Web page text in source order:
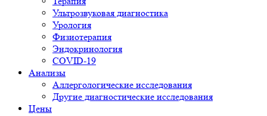
Ультрозвуковая диагностика
Урология
Физиотерапия
Эндокринология
COVID-19
Анализы
Аллергологические исследования
Другие диагностические исследования
Цены